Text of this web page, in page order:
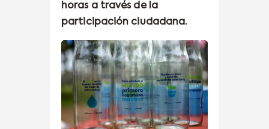
horas a través de la
participación ciudadana.